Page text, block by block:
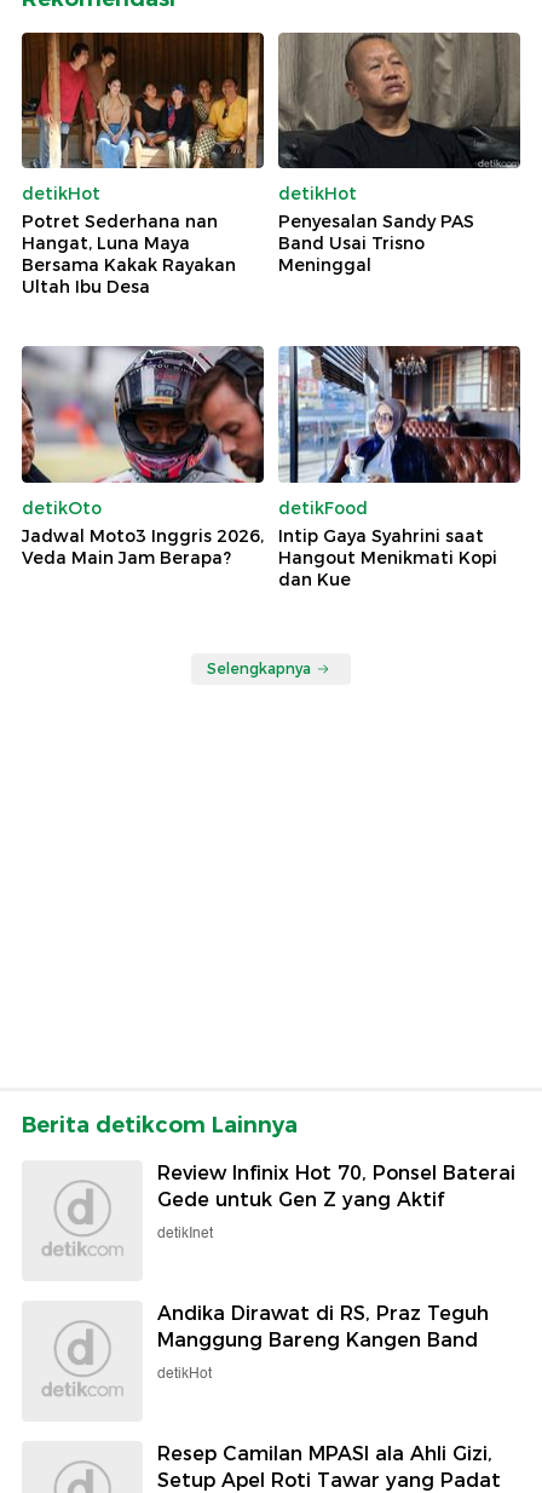
detikHot
Potret Sederhana nan
Hangat, Luna Maya
Bersama Kakak Rayakan
Ultah Ibu Desa
detikHot
Penyesalan Sandy PAS
Band Usai Trisno
Meninggal
detikOto
Jadwal Moto3 Inggris 2026,
Veda Main Jam Berapa?
detikFood
Intip Gaya Syahrini saat
Hangout Menikmati Kopi
dan Kue
Selengkapnya
Berita detikcom Lainnya
Review Infinix Hot 70, Ponsel Baterai
Gede untuk Gen Z yang Aktif
detikInet
Andika Dirawat di RS, Praz Teguh
Manggung Bareng Kangen Band
detikHot
Resep Camilan MPASI ala Ahli Gizi,
Setup Apel Roti Tawar yang Padat